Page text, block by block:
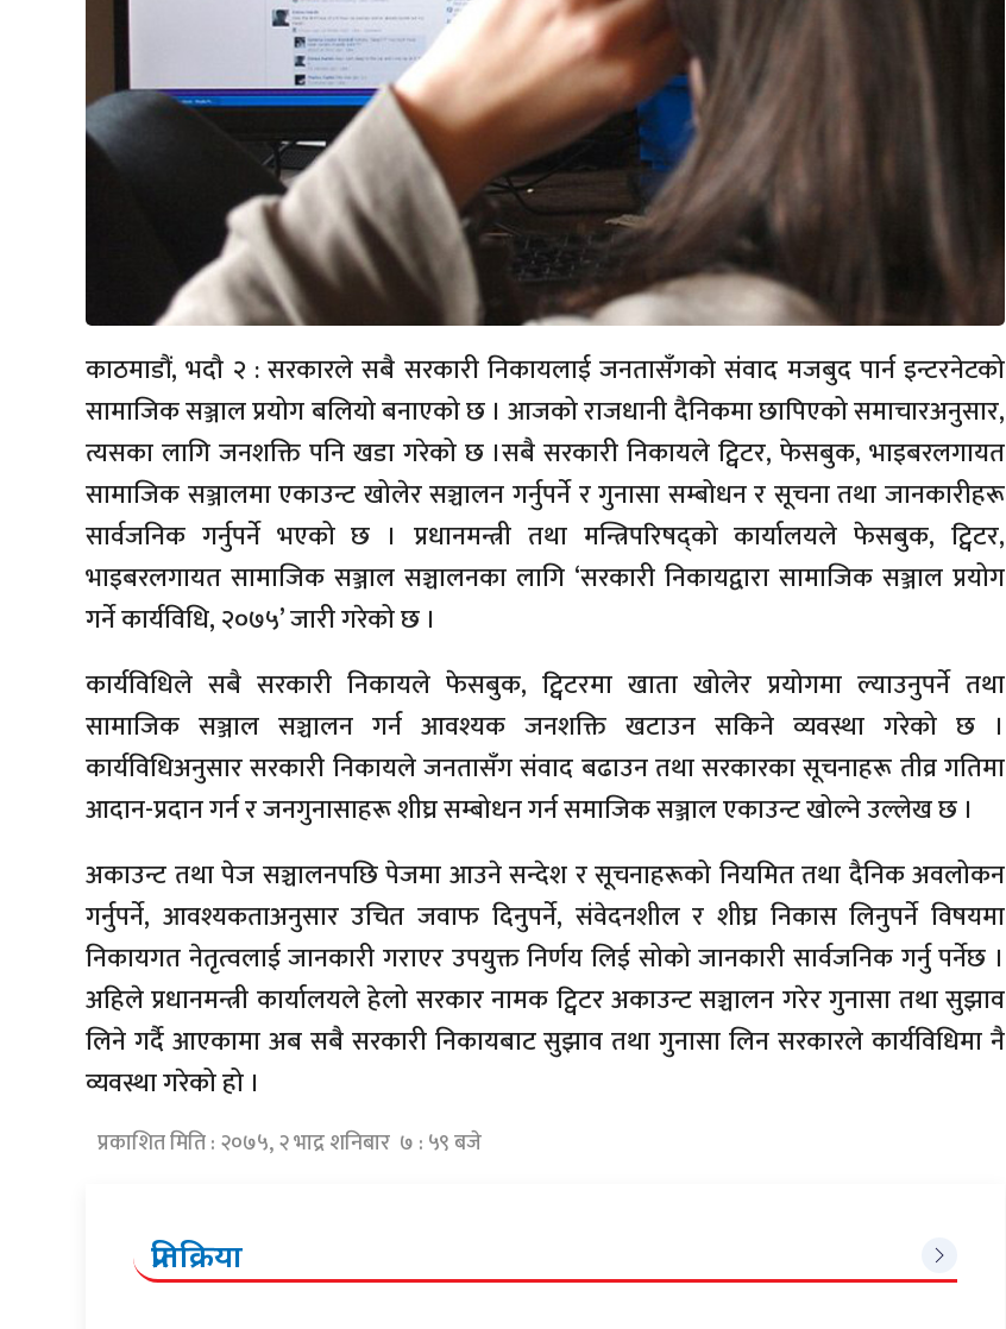
काठमाडौं, भदौ २ : सरकारले सबै सरकारी निकायलाई जनतासँगको संवाद मजबुद पार्न इन्टरनेटको
सामाजिक सञ्जाल प्रयोग बलियो बनाएको छ । आजको राजधानी दैनिकमा छापिएको समाचारअनुसार,
त्यसका लागि जनशक्ति पनि खडा गरेको छ ।सबै सरकारी निकायले ट्विटर, फेसबुक, भाइबरलगायत
सामाजिक सञ्जालमा एकाउन्ट खोलेर सञ्चालन गर्नुपर्ने र गुनासा सम्बोधन र सूचना तथा जानकारीहरू
सार्वजनिक गर्नुपर्ने भएको छ । प्रधानमन्त्री तथा मन्त्रिपरिषद्को कार्यालयले फेसबुक, ट्विटर,
भाइबरलगायत सामाजिक सञ्जाल सञ्चालनका लागि ‘सरकारी निकायद्वारा सामाजिक सञ्जाल प्रयोग
गर्ने कार्यविधि, २०७५’ जारी गरेको छ ।
कार्यविधिले सबै सरकारी निकायले फेसबुक, ट्विटरमा खाता खोलेर प्रयोगमा ल्याउनुपर्ने तथा
सामाजिक सञ्जाल सञ्चालन गर्न आवश्यक जनशक्ति खटाउन सकिने व्यवस्था गरेको छ ।
कार्यविधिअनुसार सरकारी निकायले जनतासँग संवाद बढाउन तथा सरकारका सूचनाहरू तीव्र गतिमा
आदान-प्रदान गर्न र जनगुनासाहरू शीघ्र सम्बोधन गर्न समाजिक सञ्जाल एकाउन्ट खोल्ने उल्लेख छ ।
अकाउन्ट तथा पेज सञ्चालनपछि पेजमा आउने सन्देश र सूचनाहरूको नियमित तथा दैनिक अवलोकन
गर्नुपर्ने, आवश्यकताअनुसार उचित जवाफ दिनुपर्ने, संवेदनशील र शीघ्र निकास लिनुपर्ने विषयमा
निकायगत नेतृत्वलाई जानकारी गराएर उपयुक्त निर्णय लिई सोको जानकारी सार्वजनिक गर्नु पर्नेछ ।
अहिले प्रधानमन्त्री कार्यालयले हेलो सरकार नामक ट्विटर अकाउन्ट सञ्चालन गरेर गुनासा तथा सुझाव
लिने गर्दै आएकामा अब सबै सरकारी निकायबाट सुझाव तथा गुनासा लिन सरकारले कार्यविधिमा नै
व्यवस्था गरेको हो ।
प्रकाशित मिति : २०७५, २ भाद्र शनिबार ७ : ५९ बजे
प्रतिक्रिया